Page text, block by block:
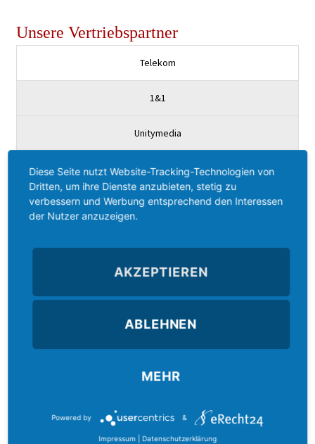
Unsere Vertriebspartner
Telekom
1&1
Unitymedia
SkyDSL
Peoplefone
Sipgate Team
1&1– Provider für die passenden Bandbreiten von 16-100
Diese Seite nutzt Website-Tracking-Technologien von
Dritten, um ihre Dienste anzubieten, stetig zu
verbessern und Werbung entsprechend den Interessen
der Nutzer anzuzeigen.
AKZEPTIEREN
ABLEHNEN
MEHR
Powered by &
Impressum Datenschutzerklärung